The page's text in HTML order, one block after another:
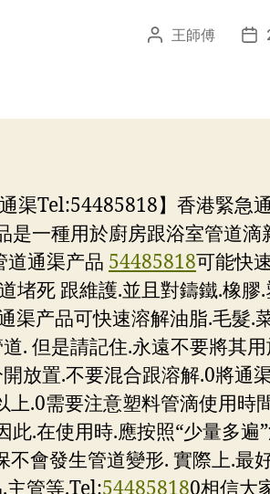
文 王師傅
发
渠Tel:54485818】香港緊急
一種用於廚房跟浴室管道
道通渠产品 54485818可能快
堵死 跟維護.並且對鑄鐵.橡
渠产品可快速溶解油脂.毛髮
. 但是請記住.永遠不要將其
放置.不要混合跟溶解.0將
.0需要注意塑料管滴使用
.在使用時.應按照“少量多
會發生管道變形. 實際上.
主管等.Tel:544858180相信大